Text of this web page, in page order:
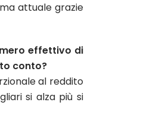
attuale grazie
effettivo di
conto?
al reddito
si alza più si